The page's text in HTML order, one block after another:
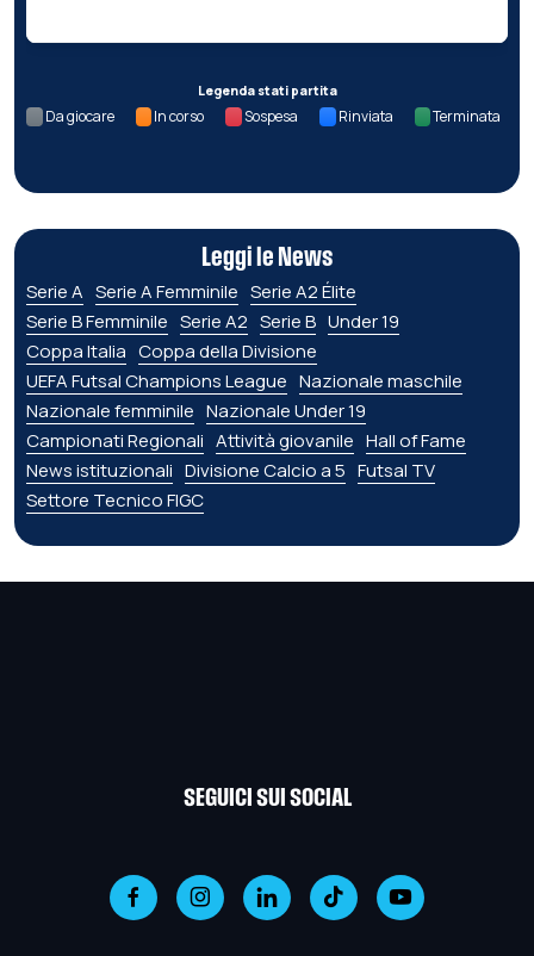
Legenda stati partita
Da giocare In corso Sospesa Rinviata Terminata
Leggi le News
Serie A Serie A Femminile Serie A2 Élite
Serie B Femminile Serie A2 Serie B Under 19
Coppa Italia Coppa della Divisione
UEFA Futsal Champions League Nazionale maschile
Nazionale femminile Nazionale Under 19
Campionati Regionali Attività giovanile Hall of Fame
News istituzionali Divisione Calcio a 5 Futsal TV
Settore Tecnico FIGC
SEGUICI SUI SOCIAL